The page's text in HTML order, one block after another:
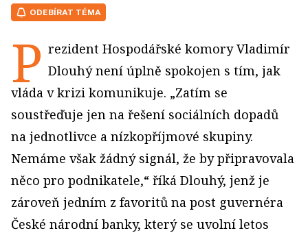
ODEBÍRAT TÉMA
P rezident Hospodářské komory Vladimír
Dlouhý není úplně spokojen s tím, jak
vláda v krizi komunikuje. „Zatím se
soustřeďuje jen na řešení sociálních dopadů
na jednotlivce a nízkopříjmové skupiny.
Nemáme však žádný signál, že by připravovala
něco pro podnikatele,“ říká Dlouhý, jenž je
zároveň jedním z favoritů na post guvernéra
České národní banky, který se uvolní letos